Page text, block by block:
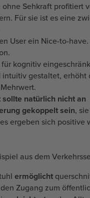
ohne Sehkraft profitiert
Für sie ist es eine
User ein Nice-to-
kognitiv
gestaltet, erhöht
natürlich nicht an
gekoppelt sein,
ergeben sich positive
aus dem
ermöglicht
Zugang zum